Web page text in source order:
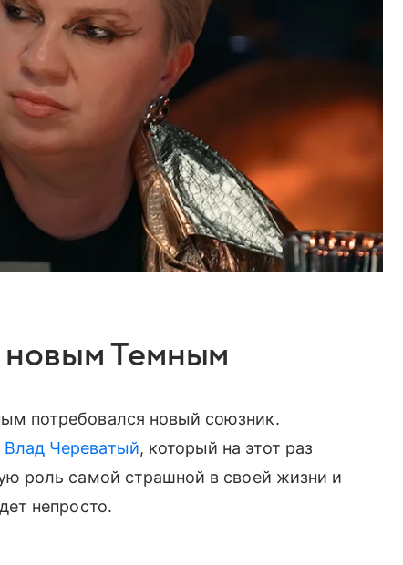
новым Темным
потребовался новый союзник.
Влад Череватый, который на этот раз
роль самой страшной в своей жизни и
непросто.